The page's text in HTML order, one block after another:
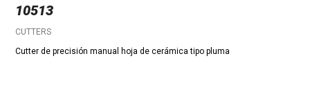
10513
CUTTERS
Cutter de precisión manual hoja de cerámica tipo pluma